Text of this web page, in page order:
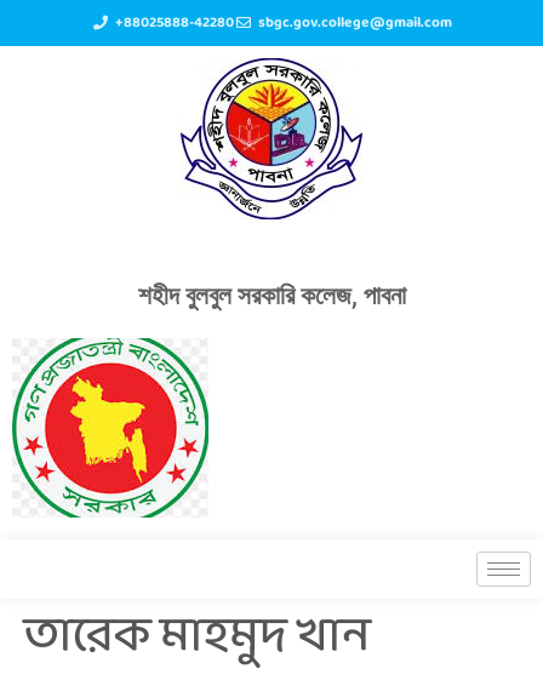
+88025888-42280 sbgc.gov.college@gmail.com
শহীদ বুলবুল সরকারি কলেজ, পাবনা
তারেক মাহমুদ খান